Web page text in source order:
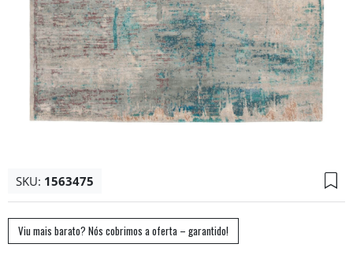
SKU: 1563475
Viu mais barato? Nós cobrimos a oferta – garantido!